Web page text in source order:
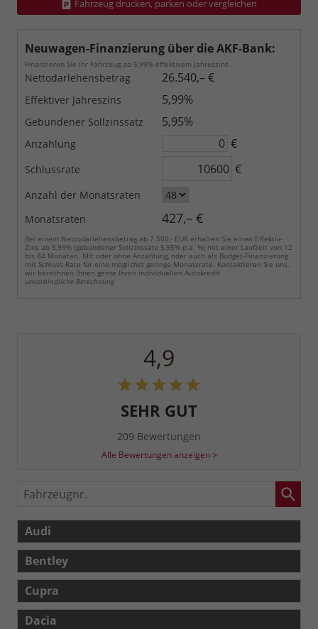
Fahrzeug drucken, parken oder vergleichen
Neuwagen-Finanzierung über die AKF-Bank:
Finanzieren Sie Ihr Fahrzeug ab 5,99% effektivem Jahreszins
Nettodarlehensbetrag 26.540,– €
Effektiver Jahreszins 5,99%
Gebundener Sollzinssatz 5,95%
Anzahlung €
Schlussrate €
Anzahl der Monatsraten
Monatsraten
427,– €
Bei einem Nettodarlehensbetrag ab 7.500,- EUR erhalten Sie einen Effektiv-
Zins ab 5,99% (gebundener Sollzinssatz 5,95% p.a. %) mit einer Laufzeit von 12
bis 84 Monaten. Mit oder ohne Anzahlung, oder auch als Budget-Finanzierung
mit Schluss-Rate für eine möglichst geringe Monatsrate. Kontaktieren Sie uns,
wir berechnen Ihnen gerne Ihren individuellen Autokredit.
unverbindliche Berechnung
4,9
SEHR GUT
209 Bewertungen
Alle Bewertungen anzeigen >
Fahrzeugnr.
Audi
Bentley
Cupra
Dacia